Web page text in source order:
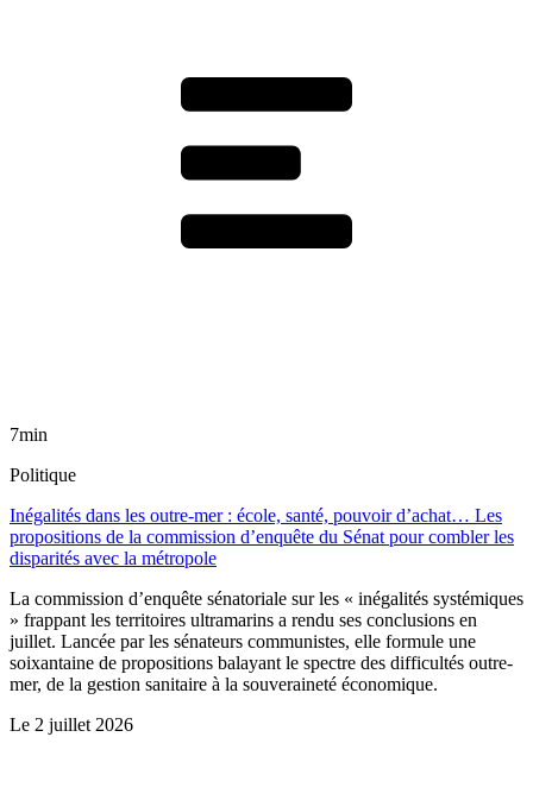
7min
Politique
Inégalités dans les outre-mer : école, santé, pouvoir d’achat… Les
propositions de la commission d’enquête du Sénat pour combler les
disparités avec la métropole
La commission d’enquête sénatoriale sur les « inégalités systémiques
» frappant les territoires ultramarins a rendu ses conclusions en
juillet. Lancée par les sénateurs communistes, elle formule une
soixantaine de propositions balayant le spectre des difficultés outre-
mer, de la gestion sanitaire à la souveraineté économique.
Le 2 juillet 2026